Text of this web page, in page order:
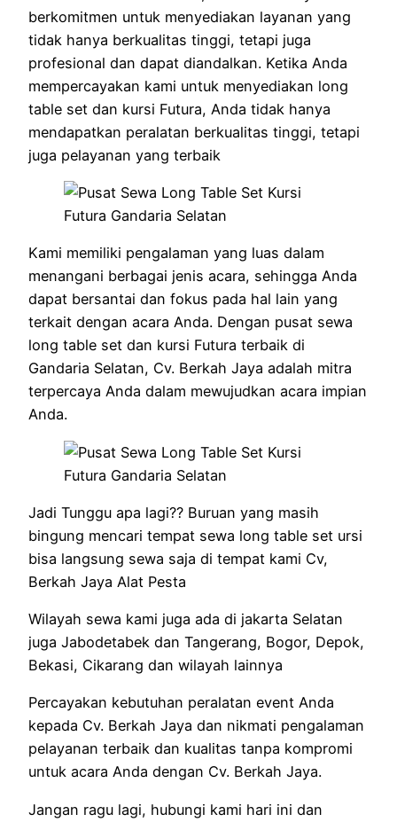
berkomitmen untuk menyediakan layanan yang
tidak hanya berkualitas tinggi, tetapi juga
profesional dan dapat diandalkan. Ketika Anda
mempercayakan kami untuk menyediakan long
table set dan kursi Futura, Anda tidak hanya
mendapatkan peralatan berkualitas tinggi, tetapi
juga pelayanan yang terbaik
Kami memiliki pengalaman yang luas dalam
menangani berbagai jenis acara, sehingga Anda
dapat bersantai dan fokus pada hal lain yang
terkait dengan acara Anda. Dengan pusat sewa
long table set dan kursi Futura terbaik di
Gandaria Selatan, Cv. Berkah Jaya adalah mitra
terpercaya Anda dalam mewujudkan acara impian
Anda.
Jadi Tunggu apa lagi?? Buruan yang masih
bingung mencari tempat sewa long table set ursi
bisa langsung sewa saja di tempat kami Cv,
Berkah Jaya Alat Pesta
Wilayah sewa kami juga ada di jakarta Selatan
juga Jabodetabek dan Tangerang, Bogor, Depok,
Bekasi, Cikarang dan wilayah lainnya
Percayakan kebutuhan peralatan event Anda
kepada Cv. Berkah Jaya dan nikmati pengalaman
pelayanan terbaik dan kualitas tanpa kompromi
untuk acara Anda dengan Cv. Berkah Jaya.
Jangan ragu lagi, hubungi kami hari ini dan